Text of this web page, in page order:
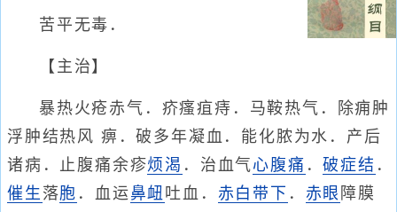
苦平无毒．
【主治】
暴热火疮赤气．疥瘙疽痔．马鞍热气．除痈肿
浮肿结热风 痹．破多年凝血．能化脓为水．产后
诸病．止腹痛余疹烦渴 ．治血气心腹痛 ．破症结 ．
催生 落胞 ．血运鼻衄 吐血． 赤白带下 ． 赤眼 障膜